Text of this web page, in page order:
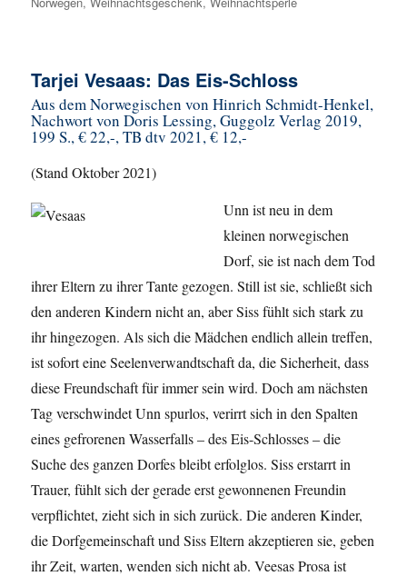
Tarjei Vesaas: Das Eis-Schloss
Aus dem Norwegischen von Hinrich Schmidt-Henkel,
Nachwort von Doris Lessing, Guggolz Verlag 2019,
199 S., € 22,-, TB dtv 2021, € 12,-
(Stand Oktober 2021)
Unn ist neu in dem
kleinen norwegischen
Dorf, sie ist nach dem Tod
ihrer Eltern zu ihrer Tante gezogen. Still ist sie, schließt sich
den anderen Kindern nicht an, aber Siss fühlt sich stark zu
ihr hingezogen. Als sich die Mädchen endlich allein treffen,
ist sofort eine Seelenverwandtschaft da, die Sicherheit, dass
diese Freundschaft für immer sein wird. Doch am nächsten
Tag verschwindet Unn spurlos, verirrt sich in den Spalten
eines gefrorenen Wasserfalls – des Eis-Schlosses – die
Suche des ganzen Dorfes bleibt erfolglos. Siss erstarrt in
Trauer, fühlt sich der gerade erst gewonnenen Freundin
verpflichtet, zieht sich in sich zurück. Die anderen Kinder,
die Dorfgemeinschaft und Siss Eltern akzeptieren sie, geben
ihr Zeit, warten, wenden sich nicht ab. Veesas Prosa ist